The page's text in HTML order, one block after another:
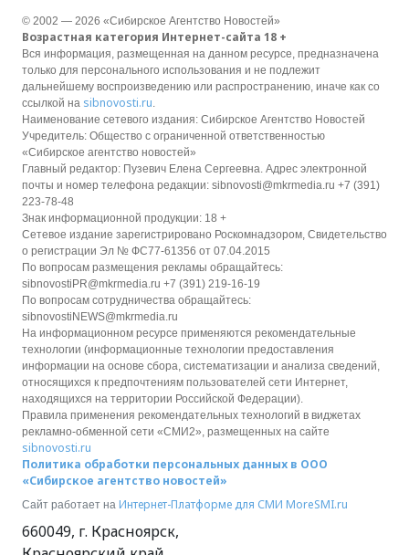
© 2002 — 2026 «Сибирское Агентство Новостей»
Возрастная категория Интернет-сайта 18 +
Вся информация, размещенная на данном ресурсе, предназначена
только для персонального использования и не подлежит
дальнейшему воспроизведению или распространению, иначе как со
ссылкой на sibnovosti.ru.
Наименование сетевого издания: Сибирское Агентство Новостей
Учредитель: Общество с ограниченной ответственностью
«Сибирское агентство новостей»
Главный редактор: Пузевич Елена Сергеевна. Адрес электронной
почты и номер телефона редакции: sibnovosti@mkrmedia.ru +7 (391)
223-78-48
Знак информационной продукции: 18 +
Сетевое издание зарегистрировано Роскомнадзором, Свидетельство
о регистрации Эл № ФС77-61356 от 07.04.2015
По вопросам размещения рекламы обращайтесь:
sibnovostiPR@mkrmedia.ru +7 (391) 219-16-19
По вопросам сотрудничества обращайтесь:
sibnovostiNEWS@mkrmedia.ru
На информационном ресурсе применяются рекомендательные
технологии (информационные технологии предоставления
информации на основе сбора, систематизации и анализа сведений,
относящихся к предпочтениям пользователей сети Интернет,
находящихся на территории Российской Федерации).
Правила применения рекомендательных технологий в виджетах
рекламно-обменной сети «СМИ2», размещенных на сайте
sibnovosti.ru
Политика обработки персональных данных в ООО
«Сибирское агентство новостей»
Сайт работает на Интернет-Платформе для СМИ MoreSMI.ru
660049, г. Красноярск,